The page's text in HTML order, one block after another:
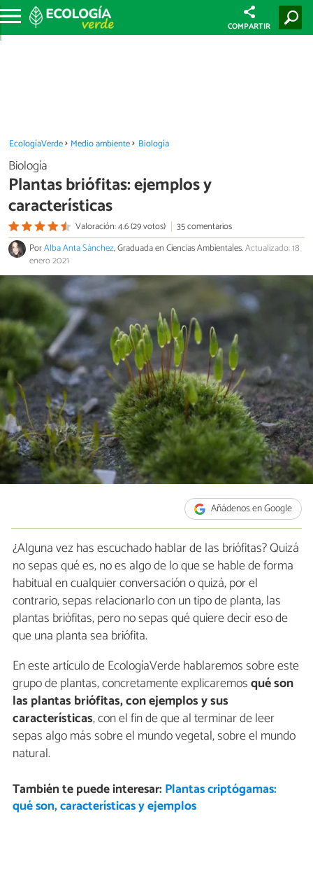
COMPARTIR
EcologíaVerde Medio ambiente Biología
Biología
Plantas briófitas: ejemplos y
características
Valoración: 4.6 (29 votos)
35 comentarios
PorAlba Anta Sánchez, Graduada en Ciencias Ambientales.Actualizado: 18
enero 2021
Añádenos en Google
¿Alguna vez has escuchado hablar de las briófitas? Quizá
no sepas qué es, no es algo de lo que se hable de forma
habitual en cualquier conversación o quizá, por el
contrario, sepas relacionarlo con un tipo de planta, las
plantas briófitas, pero no sepas qué quiere decir eso de
que una planta sea briófita.
En este artículo de EcologíaVerde hablaremos sobre este
grupo de plantas, concretamente explicaremosqué son
las plantas briófitas, con ejemplos y sus
características, con el fin de que al terminar de leer
sepas algo más sobre el mundo vegetal, sobre el mundo
natural.
También te puede interesar: Plantas criptógamas:
qué son, características y ejemplos